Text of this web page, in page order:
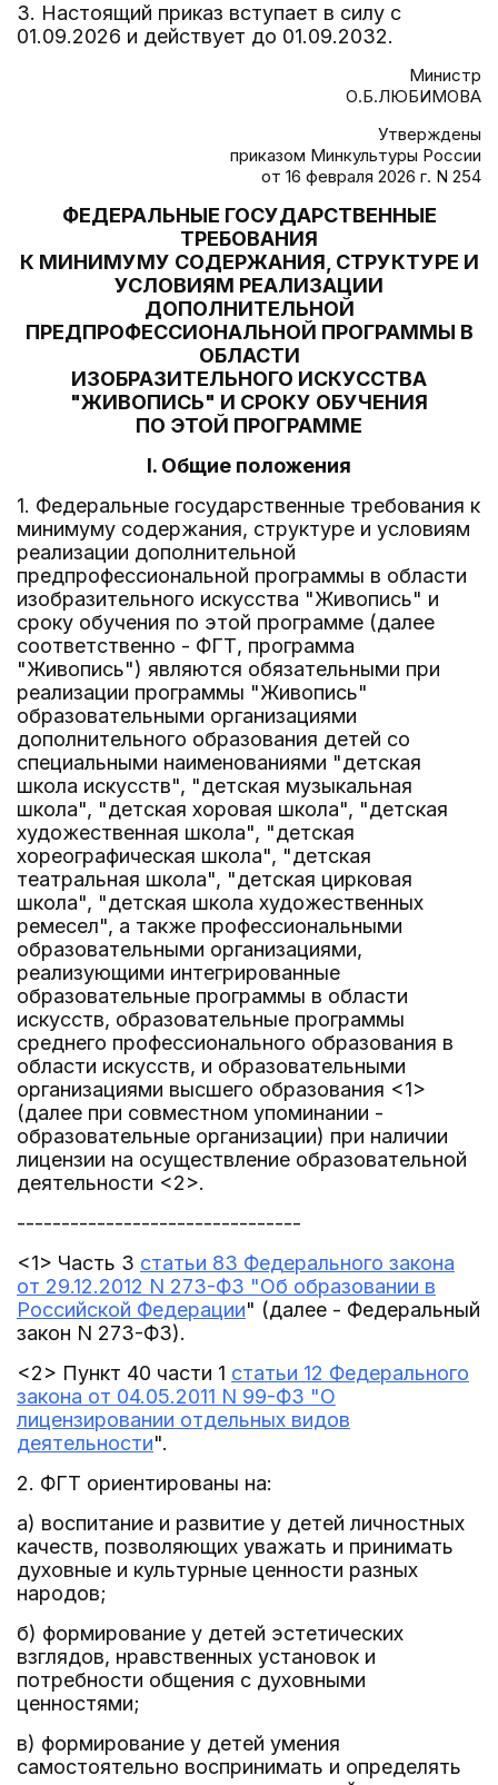
3. Настоящий приказ вступает в силу с
01.09.2026 и действует до 01.09.2032.
Министр
О.Б.ЛЮБИМОВА
Утверждены
приказом Минкультуры России
от 16 февраля 2026 г. N 254
ФЕДЕРАЛЬНЫЕ ГОСУДАРСТВЕННЫЕ
ТРЕБОВАНИЯ
К МИНИМУМУ СОДЕРЖАНИЯ, СТРУКТУРЕ И
УСЛОВИЯМ РЕАЛИЗАЦИИ
ДОПОЛНИТЕЛЬНОЙ
ПРЕДПРОФЕССИОНАЛЬНОЙ ПРОГРАММЫ В
ОБЛАСТИ
ИЗОБРАЗИТЕЛЬНОГО ИСКУССТВА
"ЖИВОПИСЬ" И СРОКУ ОБУЧЕНИЯ
ПО ЭТОЙ ПРОГРАММЕ
I. Общие положения
1. Федеральные государственные требования к
минимуму содержания, структуре и условиям
реализации дополнительной
предпрофессиональной программы в области
изобразительного искусства "Живопись" и
сроку обучения по этой программе (далее
соответственно - ФГТ, программа
"Живопись") являются обязательными при
реализации программы "Живопись"
образовательными организациями
дополнительного образования детей со
специальными наименованиями "детская
школа искусств", "детская музыкальная
школа", "детская хоровая школа", "детская
художественная школа", "детская
хореографическая школа", "детская
театральная школа", "детская цирковая
школа", "детская школа художественных
ремесел", а также профессиональными
образовательными организациями,
реализующими интегрированные
образовательные программы в области
искусств, образовательные программы
среднего профессионального образования в
области искусств, и образовательными
организациями высшего образования <1>
(далее при совместном упоминании -
образовательные организации) при наличии
лицензии на осуществление образовательной
деятельности <2>.
--------------------------------
<1> Часть 3 статьи 83 Федерального закона
от 29.12.2012 N 273-ФЗ "Об образовании в
Российской Федерации" (далее - Федеральный
закон N 273-ФЗ).
<2> Пункт 40 части 1 статьи 12 Федерального
закона от 04.05.2011 N 99-ФЗ "О
лицензировании отдельных видов
деятельности".
2. ФГТ ориентированы на:
а) воспитание и развитие у детей личностных
качеств, позволяющих уважать и принимать
духовные и культурные ценности разных
народов;
б) формирование у детей эстетических
взглядов, нравственных установок и
потребности общения с духовными
ценностями;
в) формирование у детей умения
самостоятельно воспринимать и определять